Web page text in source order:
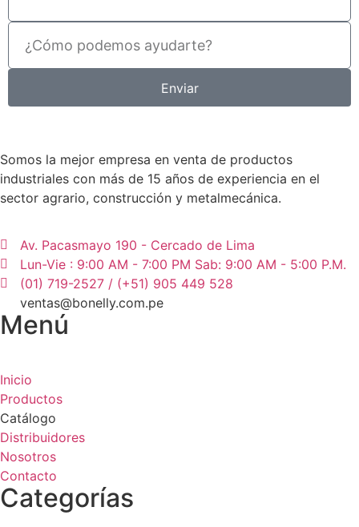
Enviar
Somos la mejor empresa en venta de productos
industriales con más de 15 años de experiencia en el
sector agrario, construcción y metalmecánica.
Av. Pacasmayo 190 - Cercado de Lima
Lun-Vie : 9:00 AM - 7:00 PM Sab: 9:00 AM - 5:00 P.M.
(01) 719-2527 / (+51) 905 449 528
ventas@bonelly.com.pe
Menú
Inicio
Productos
Catálogo
Distribuidores
Nosotros
Contacto
Categorías